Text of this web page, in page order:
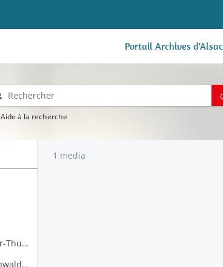
Portail Archives
Aide à la recherche
La Grande Guerre 1914-1915-1916.Weiler. [Willer-sur-Thur] : vue générale
La Grande Guerre 1914-1915. La Chapelle de Grunenwald près de Uderdersept habillés en soldat tenant un fusil. Dessin par Delalain.
1 media